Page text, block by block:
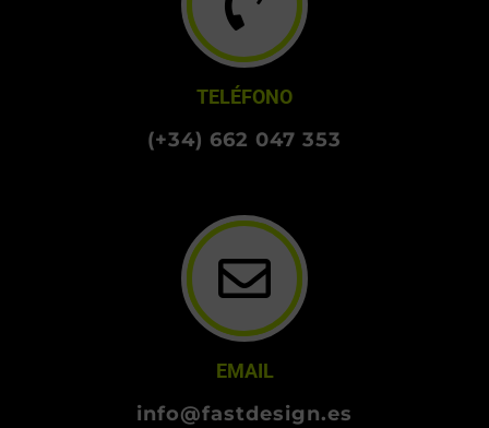
TELÉFONO
(+34) 662 047 353
EMAIL
info@fastdesign.es